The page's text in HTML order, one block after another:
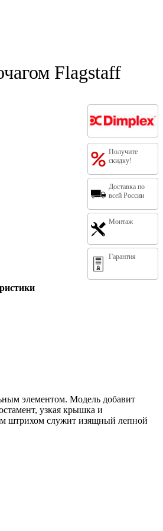
Flagstaff
Получите
скидку!
Доставка по
всей России
Монтаж
Гарантия
элементом. Модель добавит
узкая крышка и
штрихом служит изящный лепной